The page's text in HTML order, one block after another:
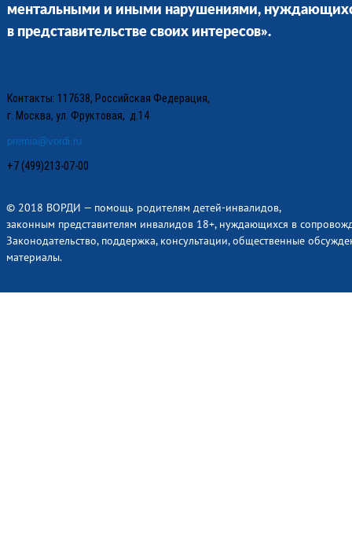
ментальными и иными нарушениями,
в представительстве своих интересов».
Контакты: 117638, Российская Федерация,
г. Москва, ул. Фруктовая, д.14
premia@vordi.ru
+7 (499)213-07-00
© 2018 ВОРДИ — помощь родителям детей-инвалидов,
законным представителям инвалидов 18+, нуждающихся в
Законодательство, поддержка, консультации, общественные
материалы.